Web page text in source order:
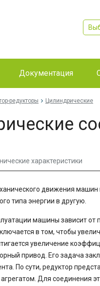
Документация
редукторы Цилиндрические
характеристики
движения машин
типа энергии в другую.
машины зависит от
в том, чтобы
увеличение
привод. Его задача
По сути, редуктор
Для соединения